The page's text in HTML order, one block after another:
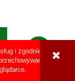
i zgodnie z